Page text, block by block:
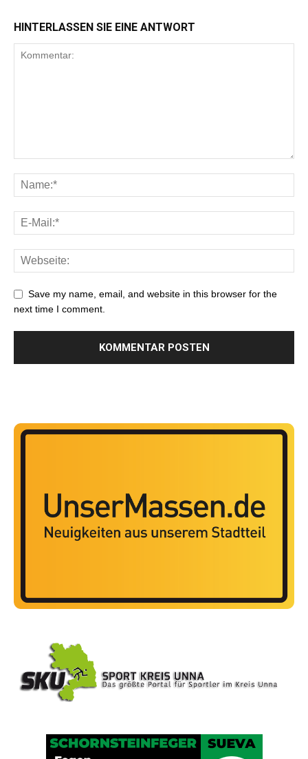
HINTERLASSEN SIE EINE ANTWORT
Save my name, email, and website in this browser for the
next time I comment.